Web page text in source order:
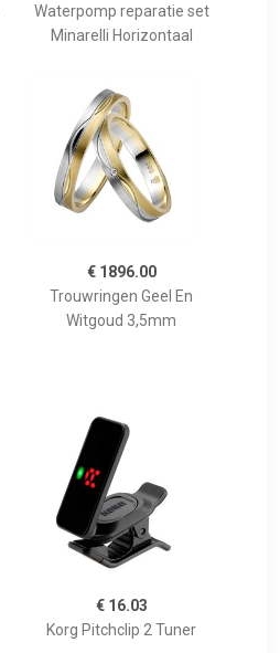
Waterpomp reparatie set
Minarelli Horizontaal
€ 1896.00
Trouwringen Geel En
Witgoud 3,5mm
€ 16.03
Korg Pitchclip 2 Tuner